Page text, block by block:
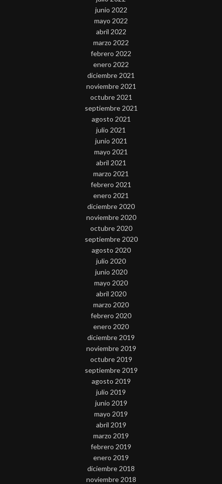
junio 2022
mayo 2022
abril 2022
marzo 2022
febrero 2022
enero 2022
diciembre 2021
noviembre 2021
octubre 2021
septiembre 2021
agosto 2021
julio 2021
junio 2021
mayo 2021
abril 2021
marzo 2021
febrero 2021
enero 2021
diciembre 2020
noviembre 2020
octubre 2020
septiembre 2020
agosto 2020
julio 2020
junio 2020
mayo 2020
abril 2020
marzo 2020
febrero 2020
enero 2020
diciembre 2019
noviembre 2019
octubre 2019
septiembre 2019
agosto 2019
julio 2019
junio 2019
mayo 2019
abril 2019
marzo 2019
febrero 2019
enero 2019
diciembre 2018
noviembre 2018